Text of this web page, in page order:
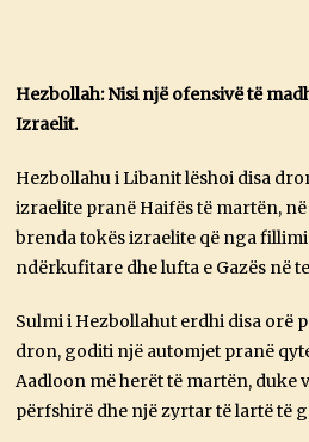
Hezbollah: Nisi një ofensivë të
Izraelit.
Hezbollahu i Libanit lëshoi ​​disa
izraelite pranë Haifës të martën,
brenda tokës izraelite që nga
ndërkufitare dhe lufta e Gazës në
Sulmi i Hezbollahut erdhi disa orë
dron, goditi një automjet pranë
Aadloon më herët të martën, duke
përfshirë dhe një zyrtar të lartë të